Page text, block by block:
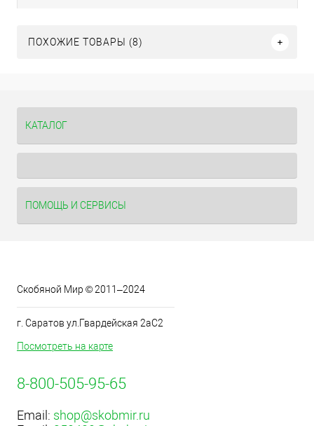
ПОХОЖИЕ ТОВАРЫ (8)
КАТАЛОГ
ПОМОЩЬ И СЕРВИСЫ
Скобяной Мир © 2011–2024
г. Саратов ул.Гвардейская 2аС2
Посмотреть на карте
8-800-505-95-65
Email: shop@skobmir.ru